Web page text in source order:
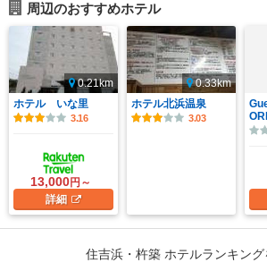
周辺のおすすめホテル
0.21km
ホテル いな里
3.16
13,000円～
詳細
0.33km
ホテル北浜温泉
3.03
住吉浜・杵築 ホテルランキング